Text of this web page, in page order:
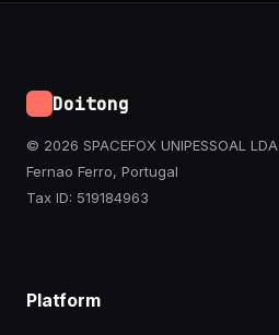
Doitong
© 2026 SPACEFOX UNIPESSOAL LDA
Fernao Ferro, Portugal
Tax ID: 519184963
Platform